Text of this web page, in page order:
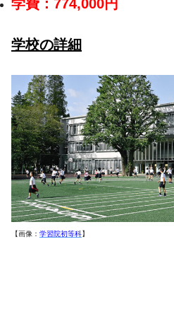
学費：774,000円
学校の詳細
【画像： 学習院初等科】